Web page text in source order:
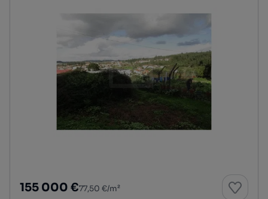
155 000 €77,50 €/m²